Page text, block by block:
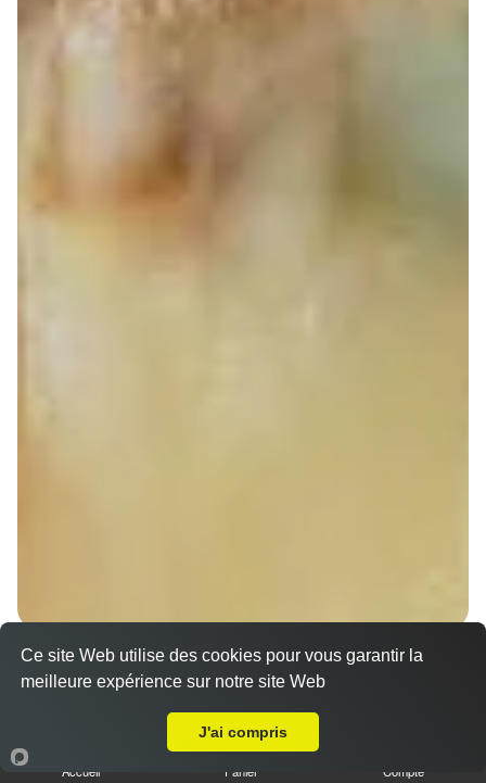
Sandwich döner poulet
7.00 €
Accueil Panier Compte
Ce site Web utilise des cookies pour vous garantir la
meilleure expérience sur notre site Web
J'ai compris